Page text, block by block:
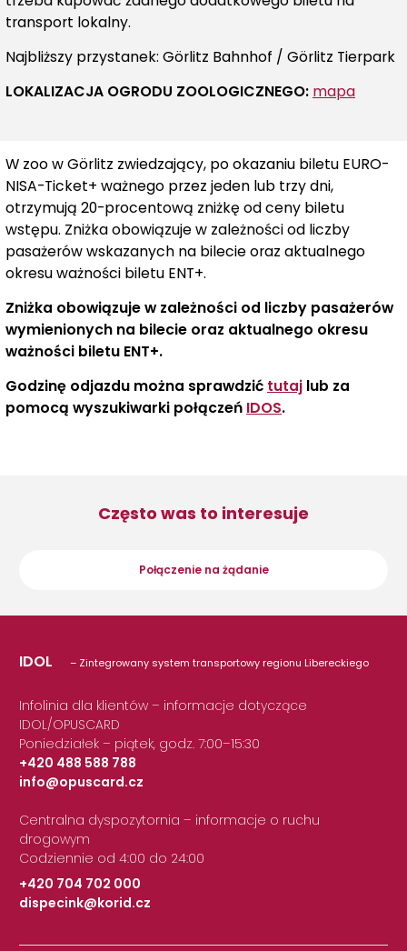
transport lokalny.
Najbliższy przystanek: Görlitz Bahnhof / Görlitz Tierpark
LOKALIZACJA OGRODU ZOOLOGICZNEGO: mapa
W zoo w Görlitz zwiedzający, po okazaniu biletu EURO-
NISA-Ticket+ ważnego przez jeden lub trzy dni,
otrzymują 20-procentową zniżkę od ceny biletu
wstępu. Zniżka obowiązuje w zależności od liczby
pasażerów wskazanych na bilecie oraz aktualnego
okresu ważności biletu ENT+.
Zniżka obowiązuje w zależności od liczby pasażerów
wymienionych na bilecie oraz aktualnego okresu
ważności biletu ENT+.
Godzinę odjazdu można sprawdzić tutaj lub za
pomocą wyszukiwarki połączeń IDOS.
Często was to interesuje
Połączenie na żądanie
IDOL – Zintegrowany system transportowy regionu Libereckiego
Infolinia dla klientów – informacje dotyczące
IDOL/OPUSCARD
Poniedziałek – piątek, godz. 7:00–15:30
+420 488 588 788
|
info@opuscard.cz
Centralna dyspozytornia – informacje o ruchu
drogowym
Codziennie od 4:00 do 24:00
+420 704 702 000
|
dispecink@korid.cz